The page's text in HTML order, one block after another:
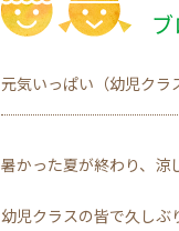
元気いっぱい（幼児クラ
暑かった夏が終わり、涼
幼児クラスの皆で久しぶ